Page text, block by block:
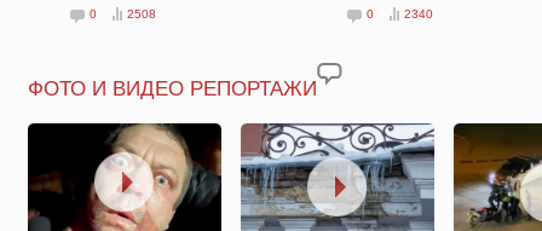
0 2508 0 2340
ФОТО И ВИДЕО РЕПОРТАЖИ